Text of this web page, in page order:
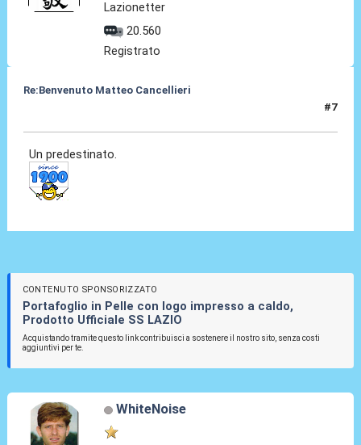
Lazionetter
20.560
Registrato
Re:Benvenuto Matteo Cancellieri
#7
Un predestinato.
CONTENUTO SPONSORIZZATO
Portafoglio in Pelle con logo impresso a caldo,
Prodotto Ufficiale SS LAZIO
Acquistando tramite questo link contribuisci a sostenere il nostro sito, senza costi
aggiuntivi per te.
WhiteNoise